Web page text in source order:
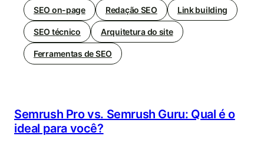
SEO on-page Redação SEO Link building
SEO técnico Arquitetura do site
Ferramentas de SEO
Semrush Pro vs. Semrush Guru: Qual é o
ideal para você?